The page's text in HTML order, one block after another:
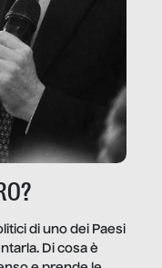
di uno dei Paesi
Di cosa è